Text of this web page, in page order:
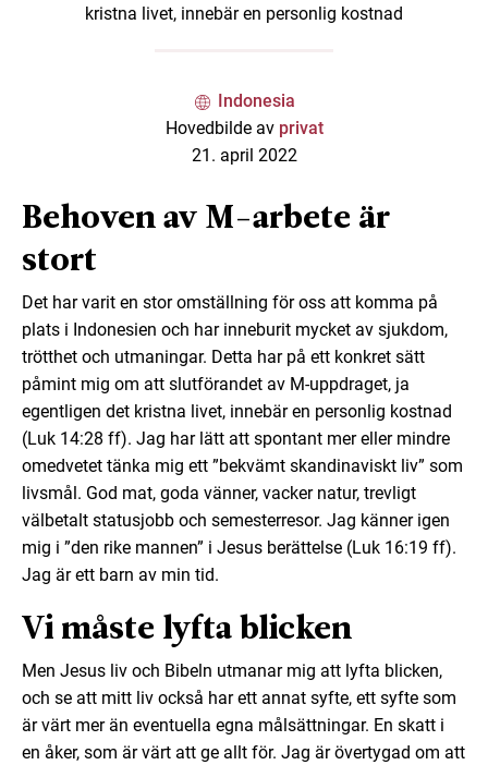
kristna livet, innebär en personlig kostnad
Indonesia
Hovedbilde av privat
21. april 2022
Behoven av M-arbete är
stort
Det har varit en stor omställning för oss att komma på
plats i Indonesien och har inneburit mycket av sjukdom,
trötthet och utmaningar. Detta har på ett konkret sätt
påmint mig om att slutförandet av M-uppdraget, ja
egentligen det kristna livet, innebär en personlig kostnad
(Luk 14:28 ff). Jag har lätt att spontant mer eller mindre
omedvetet tänka mig ett ”bekvämt skandinaviskt liv” som
livsmål. God mat, goda vänner, vacker natur, trevligt
välbetalt statusjobb och semesterresor. Jag känner igen
mig i ”den rike mannen” i Jesus berättelse (Luk 16:19 ff).
Jag är ett barn av min tid.
Vi måste lyfta blicken
Men Jesus liv och Bibeln utmanar mig att lyfta blicken,
och se att mitt liv också har ett annat syfte, ett syfte som
är värt mer än eventuella egna målsättningar. En skatt i
en åker, som är värt att ge allt för. Jag är övertygad om att